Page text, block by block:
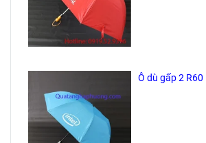
Ô dù gấp 2 R60